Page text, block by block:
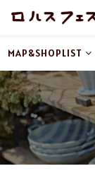
MAP&SHOPLIST